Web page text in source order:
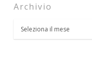
Archivio